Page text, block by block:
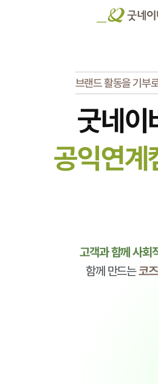
브랜드 활동을 기부
굿네이
공익연계
고객과 함께 사회
함께 만드는코
브랜드 가치와